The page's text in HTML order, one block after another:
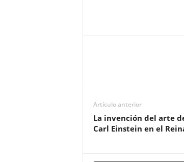
Artículo anterior
La invención del arte
Carl Einstein en el